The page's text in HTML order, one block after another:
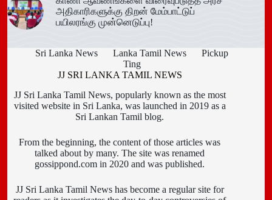
அதிகாரிகளுக்கு திறன் மேம்பாட்டுப்
பயிலரங்கு முன்னெடுப்பு!
Sri Lanka News Lanka Tamil News
Pickup
Ting
JJ SRI LANKA TAMIL NEWS
JJ Sri Lanka Tamil News, popularly known as the most
visited website in Sri Lanka, was launched in 2019 as a
Sri Lankan Tamil blog.
From the beginning, the content of those articles was
talked about by many. The site was renamed
gossippond.com in 2020 and was published.
JJ Sri Lanka Tamil News has become a regular site for